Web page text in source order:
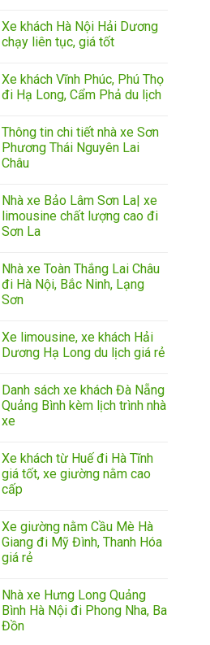
Xe khách Hà Nội Hải Dương
chạy liên tục, giá tốt
Xe khách Vĩnh Phúc, Phú Thọ
đi Hạ Long, Cẩm Phả du lịch
Thông tin chi tiết nhà xe Sơn
Phương Thái Nguyên Lai
Châu
Nhà xe Bảo Lâm Sơn La| xe
limousine chất lượng cao đi
Sơn La
Nhà xe Toàn Thắng Lai Châu
đi Hà Nội, Bắc Ninh, Lạng
Sơn
Xe limousine, xe khách Hải
Dương Hạ Long du lịch giá rẻ
Danh sách xe khách Đà Nẵng
Quảng Bình kèm lịch trình nhà
xe
Xe khách từ Huế đi Hà Tĩnh
giá tốt, xe giường nằm cao
cấp
Xe giường nằm Cầu Mè Hà
Giang đi Mỹ Đình, Thanh Hóa
giá rẻ
Nhà xe Hưng Long Quảng
Bình Hà Nội đi Phong Nha, Ba
Đồn